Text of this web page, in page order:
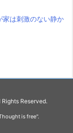
は刺激のない静か
Rights Reserved.
is free".